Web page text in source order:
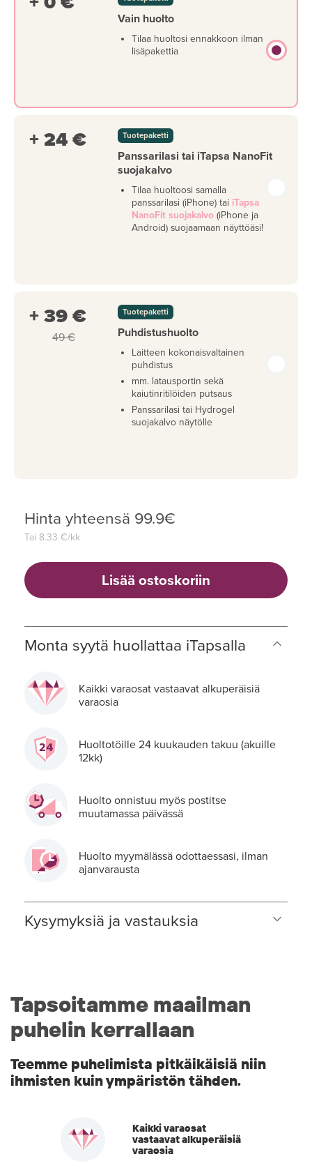
Vain huolto
Tilaa huoltosi ennakkoon ilman
lisäpakettia
+ 24 € Tuotepaketti
Panssarilasi tai iTapsa NanoFit
suojakalvo
Tilaa huoltoosi samalla
panssarilasi (iPhone) tai iTapsa
NanoFit suojakalvo (iPhone ja
Android) suojaamaan näyttöäsi!
+ 39 €
49 €
Tuotepaketti
Puhdistushuolto
Laitteen kokonaisvaltainen
puhdistus
mm. latausportin sekä
kaiutinritilöiden putsaus
Panssarilasi tai Hydrogel
suojakalvo näytölle
Hinta yhteensä 99.9€
Tai 8.33 €/kk
Lisää ostoskoriin
Monta syytä huollattaa iTapsalla
Kaikki varaosat vastaavat alkuperäisiä
varaosia
Huoltotöille 24 kuukauden takuu (akuille
12kk)
Huolto onnistuu myös postitse
muutamassa päivässä
Huolto myymälässä odottaessasi, ilman
ajanvarausta
Kysymyksiä ja vastauksia
Tapsoitamme maailman
puhelin kerrallaan
Teemme puhelimista pitkäikäisiä niin
ihmisten kuin ympäristön tähden.
Kaikki varaosat
vastaavat alkuperäisiä
varaosia